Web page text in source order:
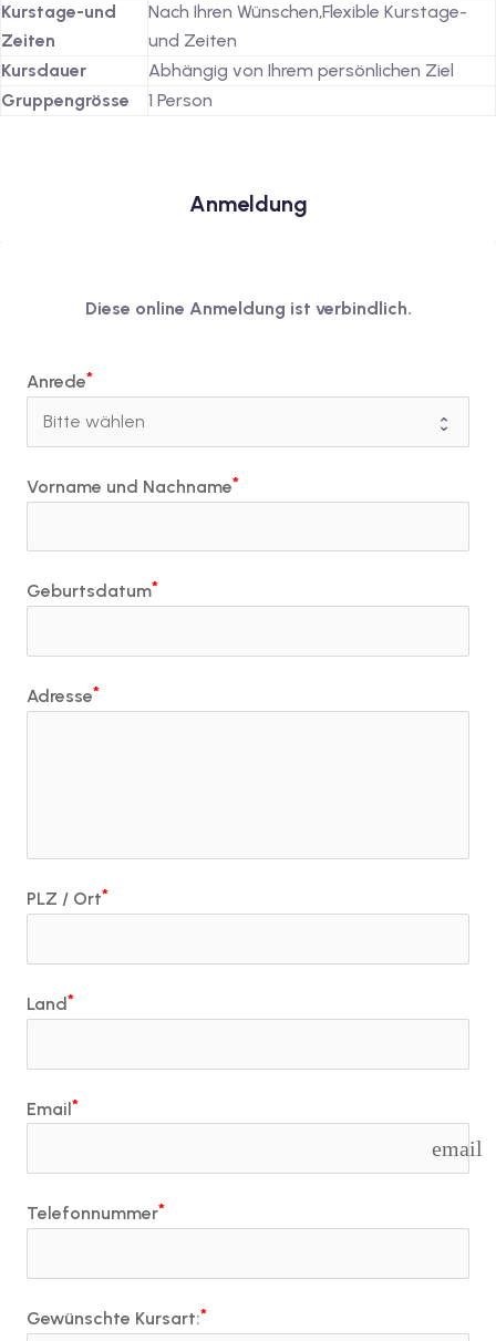
Kurstage-und
Zeiten
Nach Ihren Wünschen,Flexible Kurstage-
und Zeiten
Kursdauer
Abhängig von Ihrem persönlichen Ziel
Gruppengrösse
1 Person
Anmeldung
Diese online Anmeldung ist verbindlich.
Anrede
Vorname und Nachname
Geburtsdatum
Adresse
PLZ / Ort
Land
Email
email
Telefonnummer
Gewünschte Kursart: